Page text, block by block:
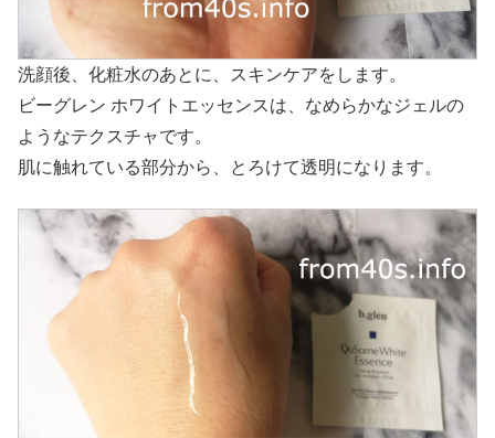
洗顔後、化粧水のあとに、スキンケアをします。
ビーグレン ホワイトエッセンスは、なめらかなジェルの
ようなテクスチャです。
肌に触れている部分から、とろけて透明になります。